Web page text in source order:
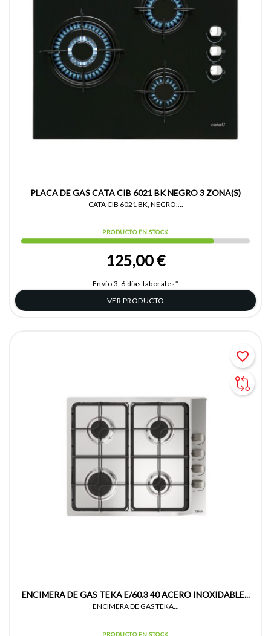
PLACA DE GAS CATA CIB 6021 BK NEGRO 3 ZONA(S)
CATA CIB 6021 BK, NEGRO,...
PRODUCTO EN STOCK
125,00 €
Envío 3-6 días laborales*
VER PRODUCTO
ENCIMERA DE GAS TEKA E/60.3 40 ACERO INOXIDABLE...
ENCIMERA DE GAS TEKA...
PRODUCTO EN STOCK
favorite_border